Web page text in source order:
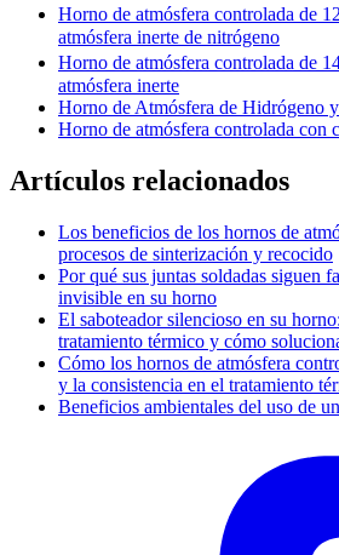
Horno de atmósfera controlada de
atmósfera inerte de nitrógeno
Horno de atmósfera controlada de
atmósfera inerte
Horno de Atmósfera de Hidrógeno
Horno de atmósfera controlada con
Artículos relacionados
Los beneficios de los hornos de
procesos de sinterización y recocido
Por qué sus juntas soldadas siguen
invisible en su horno
El saboteador silencioso en su
tratamiento térmico y cómo
Cómo los hornos de atmósfera
y la consistencia en el tratamiento
Beneficios ambientales del uso de